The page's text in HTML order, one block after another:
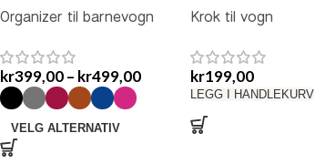
Organizer til barnevogn
kr399,00– kr499,00
VELG ALTERNATIV
Krok til vogn
kr199,00
LEGG I HANDLEKURV